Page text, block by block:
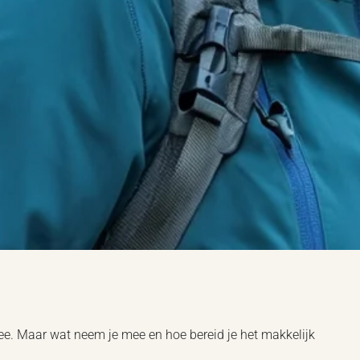
Maar wat neem je mee en hoe bereid je het makkelijk